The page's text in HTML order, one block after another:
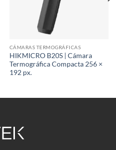
CÁMARAS TERMOGRÁFICAS
HIKMICRO B20S | Cámara
Termográfica Compacta 256 ×
192 px.